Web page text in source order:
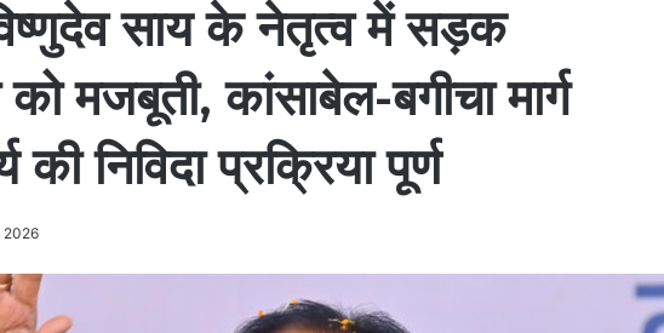
साय के नेतृत्व में सड़क
मजबूती, कांसाबेल-बगीचा मार्ग
की निविदा प्रक्रिया पूर्ण
2026